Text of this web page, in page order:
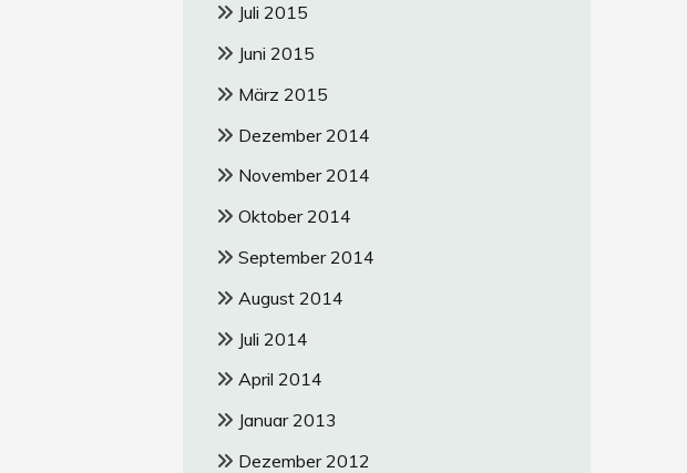
Juli 2015
Juni 2015
März 2015
Dezember 2014
November 2014
Oktober 2014
September 2014
August 2014
Juli 2014
April 2014
Januar 2013
Dezember 2012